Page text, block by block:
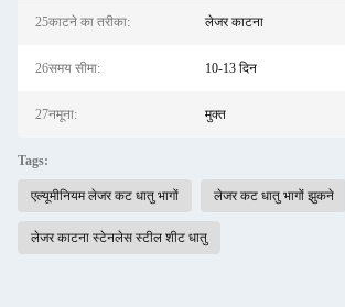
25काटने का तरीका: लेजर काटना
26समय सीमा: 10-13 दिन
27नमूना: मुक्त
Tags:
एल्यूमीनियम लेजर कट धातु भागों लेजर कट धातु भागों झुकने
लेजर काटना स्टेनलेस स्टील शीट धातु